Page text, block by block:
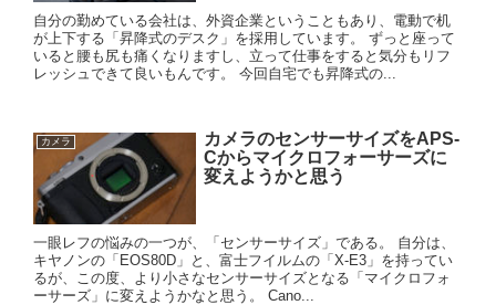
自分の勤めている会社は、外資企業ということもあり、電動で机
が上下する「昇降式のデスク」を採用しています。 ずっと座って
いると腰も尻も痛くなりますし、立って仕事をすると気分もリフ
レッシュできて良いもんです。 今回自宅でも昇降式の...
カメラ
カメラのセンサーサイズをAPS-
Cからマイクロフォーサーズに
変えようかと思う
一眼レフの悩みの一つが、「センサーサイズ」である。 自分は、
キヤノンの「EOS80D」と、富士フイルムの「X-E3」を持ってい
るが、この度、より小さなセンサーサイズとなる「マイクロフォ
ーサーズ」に変えようかなと思う。 Cano...